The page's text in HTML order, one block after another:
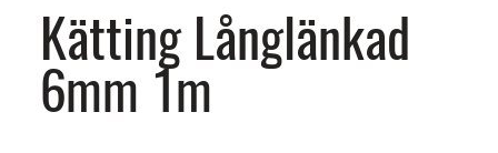
Kätting Långlänkad
6mm 1m